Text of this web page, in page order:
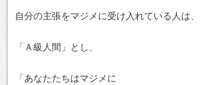
自分の主張をマジメに受け入れている人は、
「Ａ級人間」とし、
「あなたたちはマジメに